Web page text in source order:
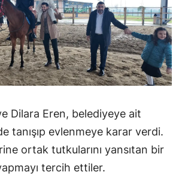
Dilara Eren, belediyeye ait
tanışıp evlenmeye karar verdi.
ortak tutkularını yansıtan bir
tercih ettiler.